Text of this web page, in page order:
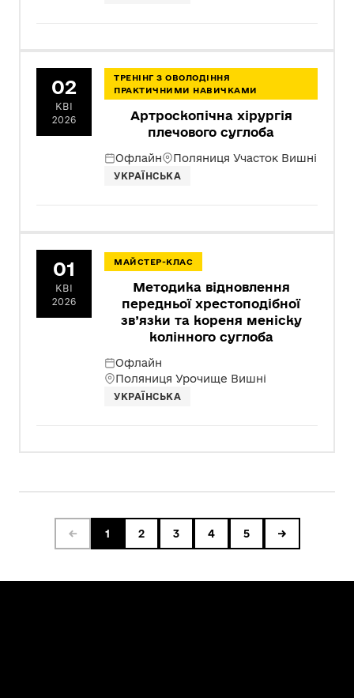
02
КВІ
2026
ТРЕНІНГ З ОВОЛОДІННЯ
ПРАКТИЧНИМИ НАВИЧКАМИ
Артроскопічна хірургія
плечового суглоба
Офлайн Поляниця Участок Вишні
УКРАЇНСЬКА
01
КВІ
2026
МАЙСТЕР-КЛАС
Методика відновлення
передньої хрестоподібної
зв’язки та кореня меніску
колінного суглоба
Офлайн
Поляниця Урочище Вишні
УКРАЇНСЬКА
← 1 2 3 4 5 →